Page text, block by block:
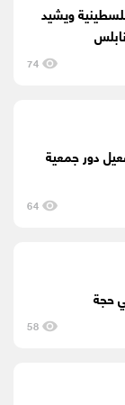
ويشيد
74
دور جمعية
64
حجة
58